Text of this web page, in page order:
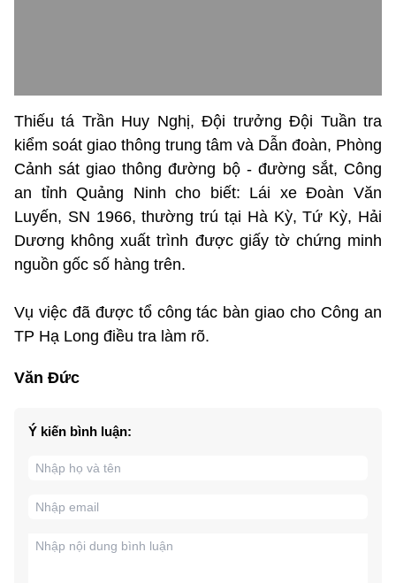
Thiếu tá Trần Huy Nghị, Đội trưởng Đội Tuần tra
kiểm soát giao thông trung tâm và Dẫn đoàn, Phòng
Cảnh sát giao thông đường bộ - đường sắt, Công
an tỉnh Quảng Ninh cho biết: Lái xe Đoàn Văn
Luyến, SN 1966, thường trú tại Hà Kỳ, Tứ Kỳ, Hải
Dương không xuất trình được giấy tờ chứng minh
nguồn gốc số hàng trên.
Vụ việc đã được tổ công tác bàn giao cho Công an
TP Hạ Long điều tra làm rõ.
Văn Đức
Ý kiến bình luận: